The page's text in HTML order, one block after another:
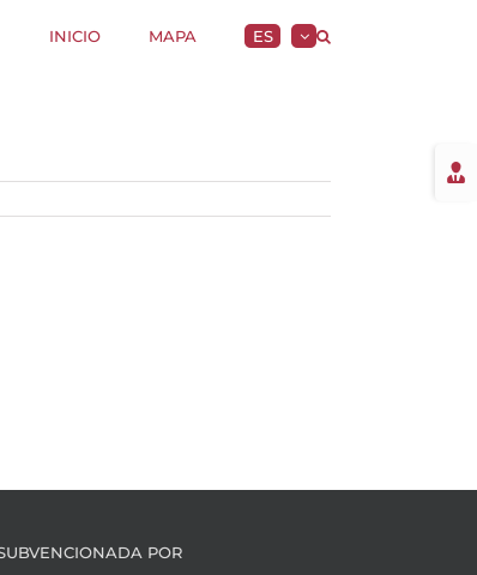
INICIO MAPA ES
POR